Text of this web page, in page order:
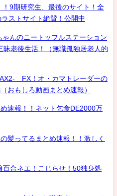
9期研究生、最後のサイト！全
ストサイト絶賛！公開中
んのニートッフルステーション
昧老後生活！（無職孤独居老人的
FX！オ・カマトレーダーの
おもしろ動画まとめ速報）
速報！！ネット乞食DE2000万
髪ってるまとめ速報！！激しく
百合ネエ！こじらせ！50独身処